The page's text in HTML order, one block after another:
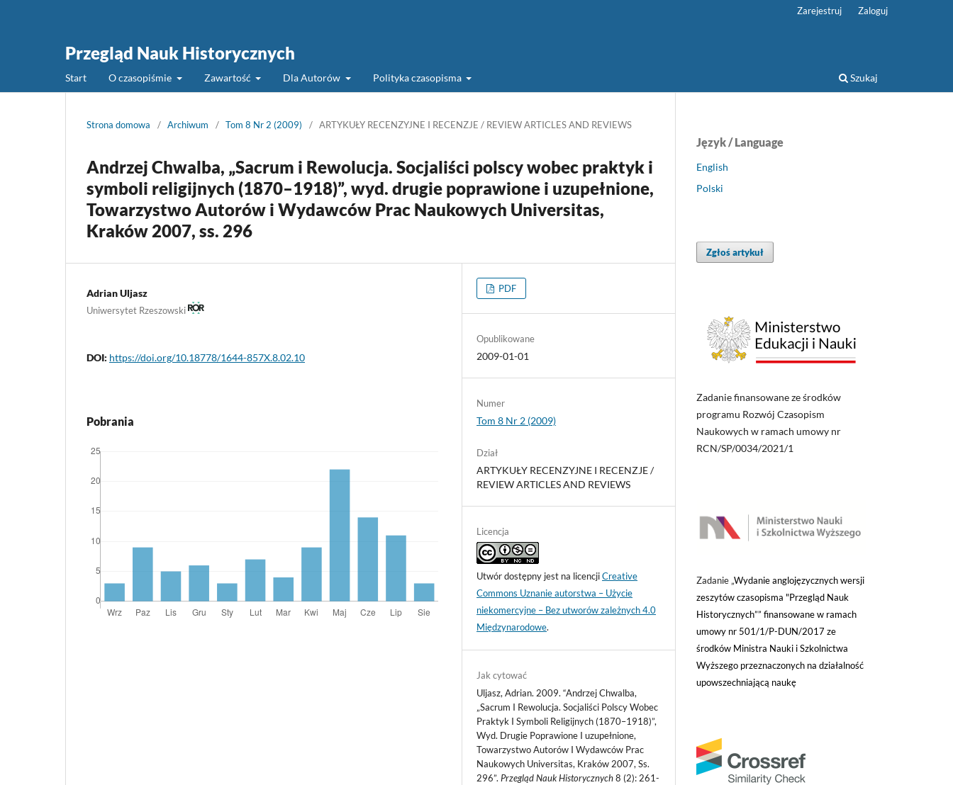
Przegląd Nauk Historycznych
Start O czasopiśmie Zawartość Dla Autorów Polityka czasopisma Szukaj
Zarejestruj Zaloguj
Strona domowa / Archiwum / Tom 8 Nr 2 (2009) / ARTYKUŁY RECENZYJNE I RECENZJE / REVIEW ARTICLES AND REVIEWS
Andrzej Chwalba, „Sacrum i Rewolucja. Socjaliści polscy wobec praktyk i
symboli religijnych (1870–1918)”, wyd. drugie poprawione i uzupełnione,
Towarzystwo Autorów i Wydawców Prac Naukowych Universitas,
Kraków 2007, ss. 296
Adrian Uljasz
Uniwersytet Rzeszowski
DOI: https://doi.org/10.18778/1644-857X.8.02.10
Pobrania
PDF
Opublikowane
2009-01-01
Numer
Tom 8 Nr 2 (2009)
Dział
ARTYKUŁY RECENZYJNE I RECENZJE /
REVIEW ARTICLES AND REVIEWS
Licencja
Utwór dostępny jest na licencjiCreative
Commons Uznanie autorstwa – Użycie
niekomercyjne – Bez utworów zależnych 4.0
Międzynarodowe.
Jak cytować
Uljasz, Adrian. 2009. “Andrzej Chwalba,
„Sacrum I Rewolucja. Socjaliści Polscy Wobec
Praktyk I Symboli Religijnych (1870–1918)”,
Wyd. Drugie Poprawione I uzupełnione,
Towarzystwo Autorów I Wydawców Prac
Naukowych Universitas, Kraków 2007, Ss.
296”. Przegląd Nauk Historycznych8 (2): 261-
Język / Language
English
Polski
Zgłoś artykuł
Zadanie finansowane ze środków
programu Rozwój Czasopism
Naukowych w ramach umowy nr
RCN/SP/0034/2021/1
Zadanie „Wydanie anglojęzycznych wersji
zeszytów czasopisma "Przegląd Nauk
Historycznych”” finansowane w ramach
umowy nr 501/1/P-DUN/2017 ze
środków Ministra Nauki i Szkolnictwa
Wyższego przeznaczonych na działalność
upowszechniającą naukę